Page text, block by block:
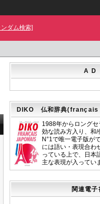
ンダム検索]
A D
DIKO 仏和辞典(français
1988年からロング
効な読み方入り、和
N°1で唯一電子版が
には語い・表現合わ
っている上で、日本
主な表現が入ってい
関連電子